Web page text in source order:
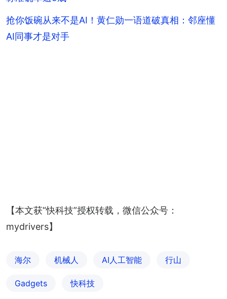
抢你饭碗从来不是AI！黄仁勋一语道破真相：邻座懂
AI同事才是对手
【本文获“快科技”授权转载，微信公众号：
mydrivers】
海尔 机械人 AI人工智能 行山
Gadgets 快科技